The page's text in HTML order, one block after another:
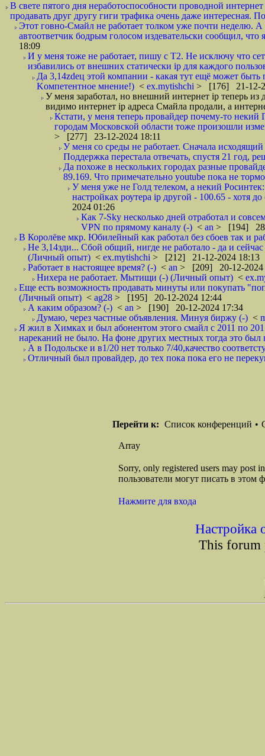
В свете пятого дня неработоспособности проводной
продавать друг другу гиги трафика очень даже интересная.
Этот говно-Смайл не работает толком уже почти неделю.
автоответчик бодрым голосом издевательски сообщил,
18:09
И у меня тоже не работает, пишу с T2. Не исключу что
избавились от внешних статически ip для каждого
Да 3,14zdец этой компании - какая тут ещё может
Kомпетентное мнение!) < ex.mytishchi > [176] 21-12-
У меня заработал, но внешний интернет ip теперь из
видимо интернет ip адреса Смайла продали, а
Кстати, у меня теперь провайдер почему-то
городам Московской области тоже произошли
> [277] 23-12-2024 18:11
У меня со среды не работает. Сначала
Поддержка перестала отвечать, спустя 21 год,
Да похоже в нескольких городах разные
89.169. Что примечательно youtube пока не
У меня уже не Голд телеком, а некий
настройках роутера ip другой - 100.65 - хотя
2024 01:26
Как 7-Sky несколько дней отработал и
VPN по прямому каналу (-) < an > [194] 28-
В Королёве мкр. Юбилейный как работал без сбоев так и
Не 3,14зди... Сбой общий, нигде не работало - да и
(Личный опыт) < ex.mytishchi > [212] 21-12-2024 18:13
Работает в настоящее время? (-) < an > [209] 20-12-2024
Нихера не работает. Мытищи (-) (Личный опыт) <
Еще есть возможность продавать минуты или покупать
(Личный опыт) < ag28 > [195] 20-12-2024 12:44
А каким образом? (-) < an > [190] 20-12-2024 17:34
Думаю, через частные объявления. Минуя биржу (-) <
Я жил в Химках и был абонентом этого смайл с 2011 по
нареканий не было. На фоне других местных тогда это
А в Подольске и в1/20 нет только 7/40,качество
Отличный был провайдер, до тех пока пока его не
Перейти к: Список конференций •
Array
Sorry, only registered users may post
пользователи могут писать в этом
Нажмите для входа
Настройка
This